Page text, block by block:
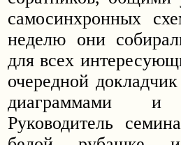
самосинхронных
неделю они
для всех
очередной
диаграммами и
Руководитель